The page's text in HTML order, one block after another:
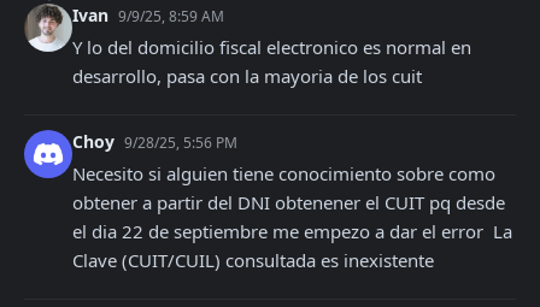
Ivan 9/9/25, 8:59 AM
Y lo del domicilio fiscal electronico es normal en
desarrollo, pasa con la mayoria de los cuit
Choy 9/28/25, 5:56 PM
Necesito si alguien tiene conocimiento sobre como
obtener a partir del DNI obtenener el CUIT pq desde
el dia 22 de septiembre me empezo a dar el error  La
Clave (CUIT/CUIL) consultada es inexistente